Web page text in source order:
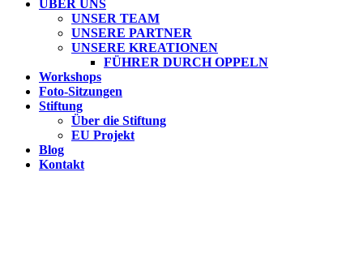
ÜBER UNS
UNSER TEAM
UNSERE PARTNER
UNSERE KREATIONEN
FÜHRER DURCH OPPELN
Workshops
Foto-Sitzungen
Stiftung
Über die Stiftung
EU Projekt
Blog
Kontakt